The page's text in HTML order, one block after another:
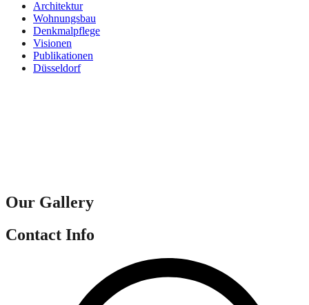
Architektur
Wohnungsbau
Denkmalpflege
Visionen
Publikationen
Düsseldorf
Our Gallery
Contact Info